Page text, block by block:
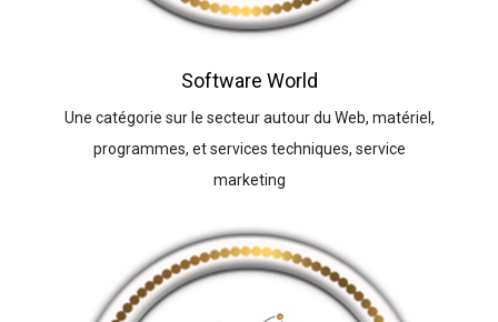
Software World
Une catégorie sur le secteur autour du Web, matériel,
programmes, et services techniques, service
marketing